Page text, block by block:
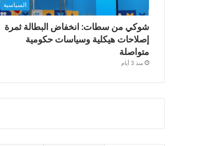
السياسية
شوكي من سطات: انخفاض البطالة ثمرة
إصلاحات هيكلية وسياسات حكومية
متواصلة
منذ 3 أيام